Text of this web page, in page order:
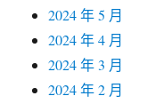
2024 年 5 月
2024 年 4 月
2024 年 3 月
2024 年 2 月